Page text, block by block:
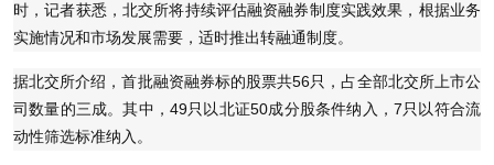
时，记者获悉，北交所将持续评估融资融券制度实践效果，根据业务
实施情况和市场发展需要，适时推出转融通制度。
据北交所介绍，首批融资融券标的股票共56只，占全部北交所上市公
司数量的三成。其中，49只以北证50成分股条件纳入，7只以符合流
动性筛选标准纳入。